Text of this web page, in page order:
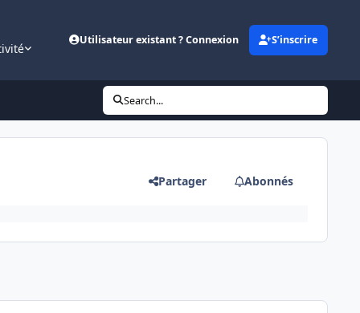
Utilisateur existant ? Connexion S’inscrire
Search...
Partager Abonnés